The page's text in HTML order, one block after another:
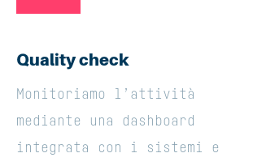
Quality check
Monitoriamo l’attività
mediante una dashboard
integrata con i sistemi e